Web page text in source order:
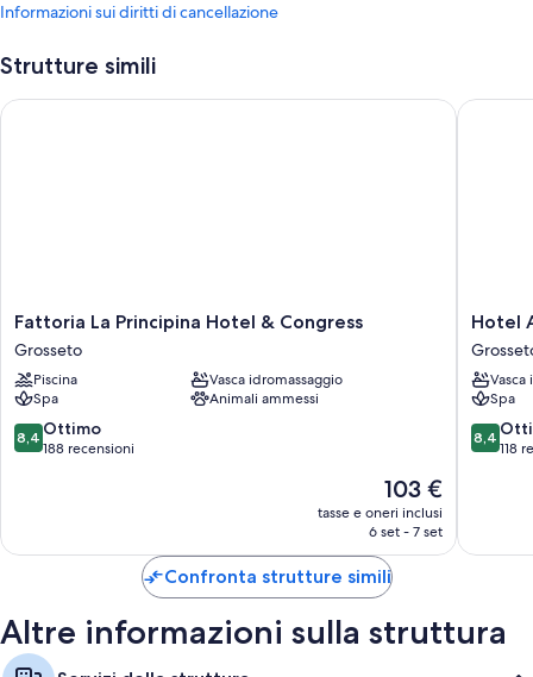
Potrai approfittare anche dei seguenti servizi:
2 piscine all'aperto e 3 piscine coperte, con lettini
Altri servizi delle camere sono:
Bagni con docce e bidet
TV da 20 pollici con canali satellitari
Pulizie giornaliere e scrivanie
Informazioni sui diritti di cancellazione
Strutture simili
Fattoria
La
Principina
Hotel
&
Congress
Grosseto
Fattoria La Principina Hotel & Congress
Grosseto
Piscina
Vasca idromassaggio
Spa
Animali ammessi
8.4
su
8,4 Ottimo
188 recensioni
Il
prezzo
attuale
103 €
103 €
tasse e oneri inclusi
6 set - 7 set
Fattoria La Principina Hotel & Congress
Hotel
Airone
Hotel
Vasca
Spa
8.4
su
8,4
118
Hotel
Confronta strutture simili
Altre informazioni sulla struttura